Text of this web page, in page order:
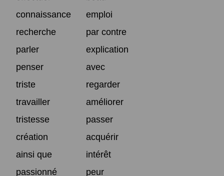
connaissance
emploi
recherche
par contre
parler
explication
penser
avec
triste
regarder
travailler
améliorer
tristesse
passer
création
acquérir
ainsi que
intérêt
passionné
peur